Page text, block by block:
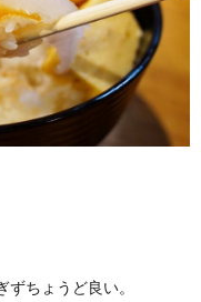
ちょうど良い。